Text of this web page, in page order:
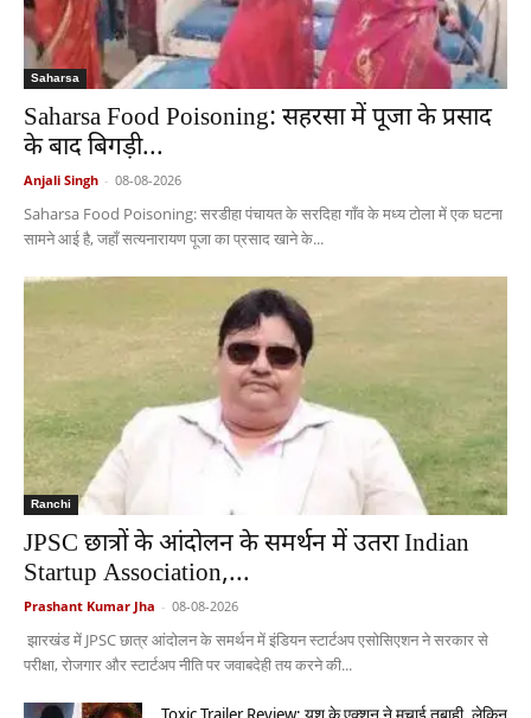
Saharsa
Saharsa Food Poisoning: सहरसा में पूजा के प्रसाद
के बाद बिगड़ी...
Anjali Singh - 08-08-2026
Saharsa Food Poisoning: सरडीहा पंचायत के सरदिहा गाँव के मध्य टोला में एक घटना
सामने आई है, जहाँ सत्यनारायण पूजा का प्रसाद खाने के...
Ranchi
JPSC छात्रों के आंदोलन के समर्थन में उतरा Indian
Startup Association,...
Prashant Kumar Jha - 08-08-2026
झारखंड में JPSC छात्र आंदोलन के समर्थन में इंडियन स्टार्टअप एसोसिएशन ने सरकार से
परीक्षा, रोजगार और स्टार्टअप नीति पर जवाबदेही तय करने की...